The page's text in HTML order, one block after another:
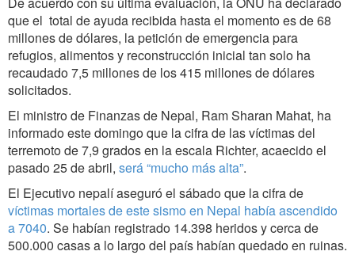
que el total de ayuda recibida hasta el momento es de 68
millones de dólares, la petición de emergencia para
refugios, alimentos y reconstrucción inicial tan solo ha
recaudado 7,5 millones de los 415 millones de dólares
solicitados.
El ministro de Finanzas de Nepal, Ram Sharan Mahat, ha
informado este domingo que la cifra de las víctimas del
terremoto de 7,9 grados en la escala Richter, acaecido el
pasado 25 de abril, será “mucho más alta”.
El Ejecutivo nepalí aseguró el sábado que la cifra de
víctimas mortales de este sismo en Nepal había ascendido
a 7040. Se habían registrado 14.398 heridos y cerca de
500.000 casas a lo largo del país habían quedado en ruinas.